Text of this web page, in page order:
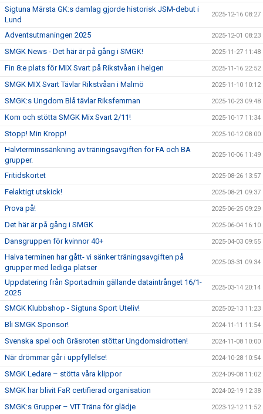
Sigtuna Märsta GK:s damlag gjorde historisk JSM-debut i
Lund
2025-12-16 08:27
Adventsutmaningen 2025 2025-12-01 08:23
SMGK News - Det här är på gång i SMGK! 2025-11-27 11:48
Fin 8:e plats för MIX Svart på Rikstvåan i helgen 2025-11-16 22:52
SMGK MIX Svart Tävlar Rikstvåan i Malmö 2025-11-10 10:12
SMGK:s Ungdom Blå tävlar Riksfemman 2025-10-23 09:48
Kom och stötta SMGK Mix Svart 2/11! 2025-10-17 11:34
Stopp! Min Kropp! 2025-10-12 08:00
Halvterminssänkning av träningsavgiften för FA och BA
grupper.
2025-10-06 11:49
Fritidskortet 2025-08-26 13:57
Felaktigt utskick! 2025-08-21 09:37
Prova på! 2025-06-25 09:29
Det här är på gång i SMGK 2025-06-04 16:10
Dansgruppen för kvinnor 40+ 2025-04-03 09:55
Halva terminen har gått- vi sänker träningsavgiften på
grupper med lediga platser
2025-03-31 09:34
Uppdatering från Sportadmin gällande dataintrånget 16/1-
2025
2025-03-14 20:14
SMGK Klubbshop - Sigtuna Sport Uteliv! 2025-02-13 11:23
Bli SMGK Sponsor! 2024-11-11 11:54
Svenska spel och Gräsroten stöttar Ungdomsidrotten! 2024-11-08 10:00
När drömmar går i uppfyllelse! 2024-10-28 10:54
SMGK Ledare – stötta våra klippor 2024-09-08 11:02
SMGK har blivit FaR certifierad organisation 2024-02-19 12:38
SMGK:s Grupper – VIT Träna för glädje 2023-12-12 11:52